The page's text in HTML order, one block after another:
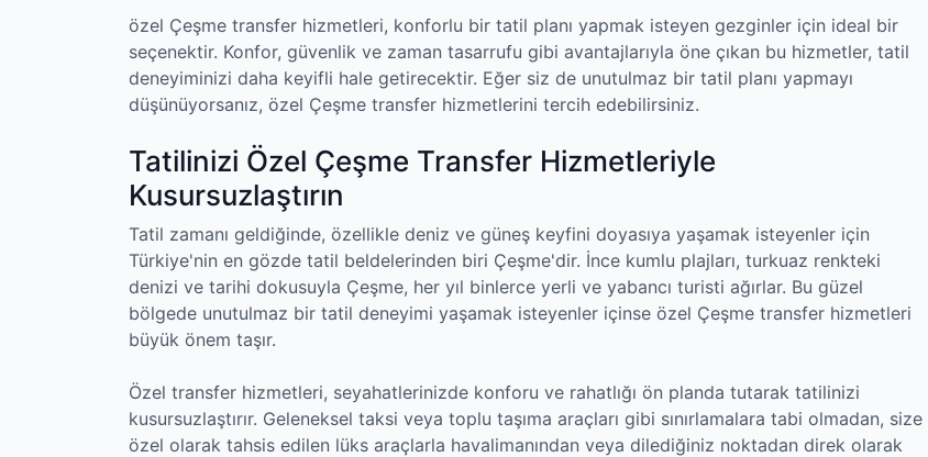
özel Çeşme transfer hizmetleri, konforlu bir tatil planı yapmak isteyen gezginler için ideal bir
seçenektir. Konfor, güvenlik ve zaman tasarrufu gibi avantajlarıyla öne çıkan bu hizmetler, tatil
deneyiminizi daha keyifli hale getirecektir. Eğer siz de unutulmaz bir tatil planı yapmayı
düşünüyorsanız, özel Çeşme transfer hizmetlerini tercih edebilirsiniz.
Tatilinizi Özel Çeşme Transfer Hizmetleriyle
Kusursuzlaştırın
Tatil zamanı geldiğinde, özellikle deniz ve güneş keyfini doyasıya yaşamak isteyenler için
Türkiye'nin en gözde tatil beldelerinden biri Çeşme'dir. İnce kumlu plajları, turkuaz renkteki
denizi ve tarihi dokusuyla Çeşme, her yıl binlerce yerli ve yabancı turisti ağırlar. Bu güzel
bölgede unutulmaz bir tatil deneyimi yaşamak isteyenler içinse özel Çeşme transfer hizmetleri
büyük önem taşır.
Özel transfer hizmetleri, seyahatlerinizde konforu ve rahatlığı ön planda tutarak tatilinizi
kusursuzlaştırır. Geleneksel taksi veya toplu taşıma araçları gibi sınırlamalara tabi olmadan, size
özel olarak tahsis edilen lüks araçlarla havalimanından veya dilediğiniz noktadan direk olarak